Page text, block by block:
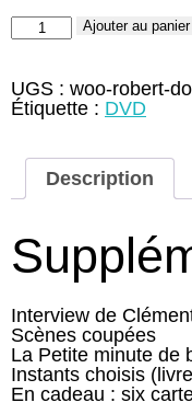
quantité
de
Doisneau,
le
révolté
merveilleux
(DVD)
Ajouter au panier
UGS : woo-robert-
Étiquette : DVD
Description
Interview de
Scènes coupées
La Petite minute de
Instants choisis
En cadeau : six